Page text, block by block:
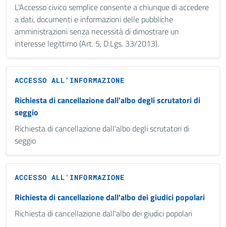
L'Accesso civico semplice consente a chiunque di accedere
a dati, documenti e informazioni delle pubbliche
amministrazioni senza necessità di dimostrare un
interesse legittimo (Art. 5, D.Lgs. 33/2013).
ACCESSO ALL'INFORMAZIONE
Richiesta di cancellazione dall'albo degli scrutatori di
seggio
Richiesta di cancellazione dall'albo degli scrutatori di
seggio
ACCESSO ALL'INFORMAZIONE
Richiesta di cancellazione dall'albo dei giudici popolari
Richiesta di cancellazione dall'albo dei giudici popolari